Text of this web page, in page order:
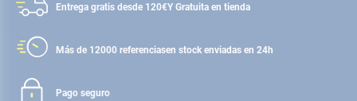
Entrega gratis desde 120€Y Gratuita en tienda
Más de 12000 referenciasen stock enviadas en 24h
Pago seguro